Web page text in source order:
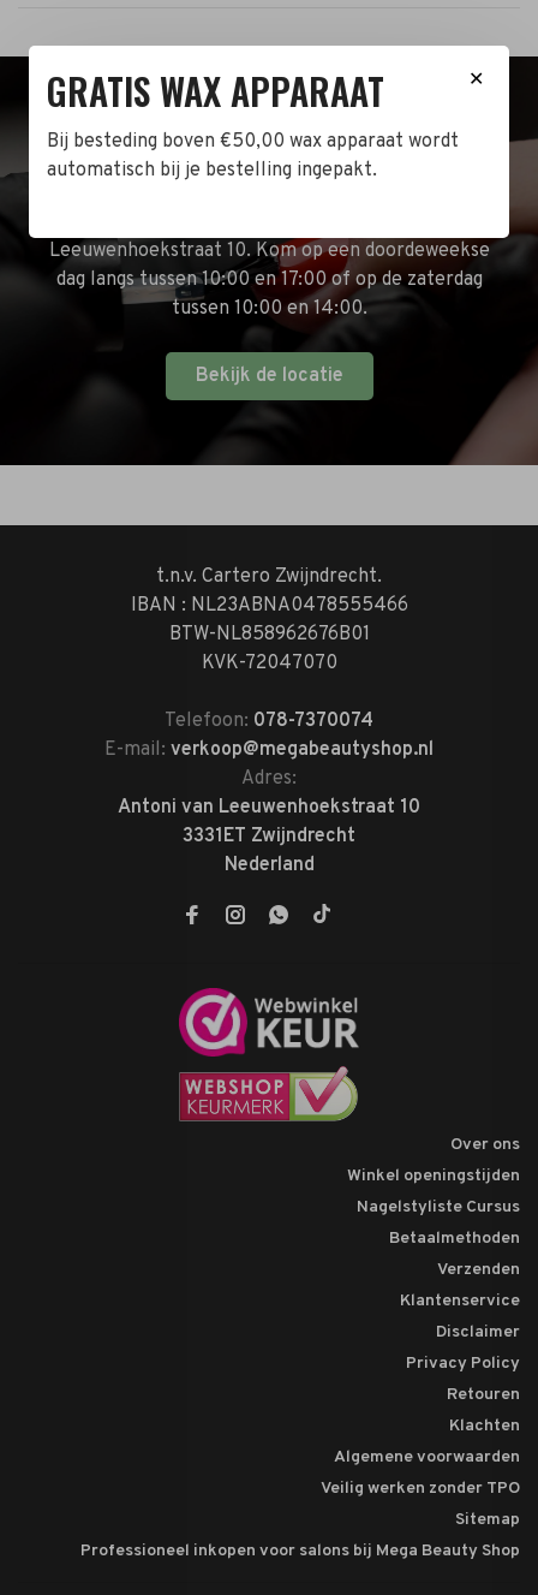
BEZOEK DE WINKEL!
Leeuwenhoekstraat 10. Kom op een doordeweekse
dag langs tussen 10:00 en 17:00 of op de zaterdag
tussen 10:00 en 14:00.
Bekijk de locatie
t.n.v. Cartero Zwijndrecht.
IBAN : NL23ABNA0478555466
BTW-NL858962676B01
KVK-72047070
Telefoon: 078-7370074
E-mail: verkoop@megabeautyshop.nl
Adres:
Antoni van Leeuwenhoekstraat 10
3331ET Zwijndrecht
Nederland
Over ons
Winkel openingstijden
Nagelstyliste Cursus
Betaalmethoden
Verzenden
Klantenservice
Disclaimer
Privacy Policy
Retouren
Klachten
Algemene voorwaarden
Veilig werken zonder TPO
Sitemap
Professioneel inkopen voor salons bij Mega Beauty Shop
✕
GRATIS WAX APPARAAT
Bij besteding boven €50,00 wax apparaat wordt
automatisch bij je bestelling ingepakt.